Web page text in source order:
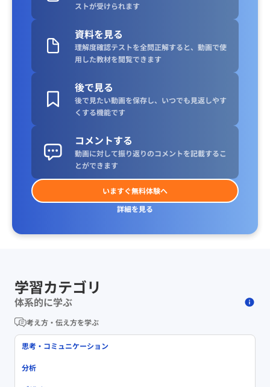
ストが受けられます
資料を見る
理解度確認テストを全問正解すると、動画で使
用した教材を閲覧できます
後で見る
後で見たい動画を保存し、いつでも見返しやす
くする機能です
コメントする
動画に対して振り返りのコメントを記載するこ
とができます
いますぐ無料体験へ
詳細を見る
学習カテゴリ
体系的に学ぶ
考え方・伝え方を学ぶ
思考・コミュニケーション
分析